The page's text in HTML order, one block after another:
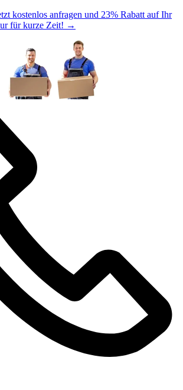
kostenlos anfragen und 23% Rabatt auf Ihr
für kurze Zeit! →